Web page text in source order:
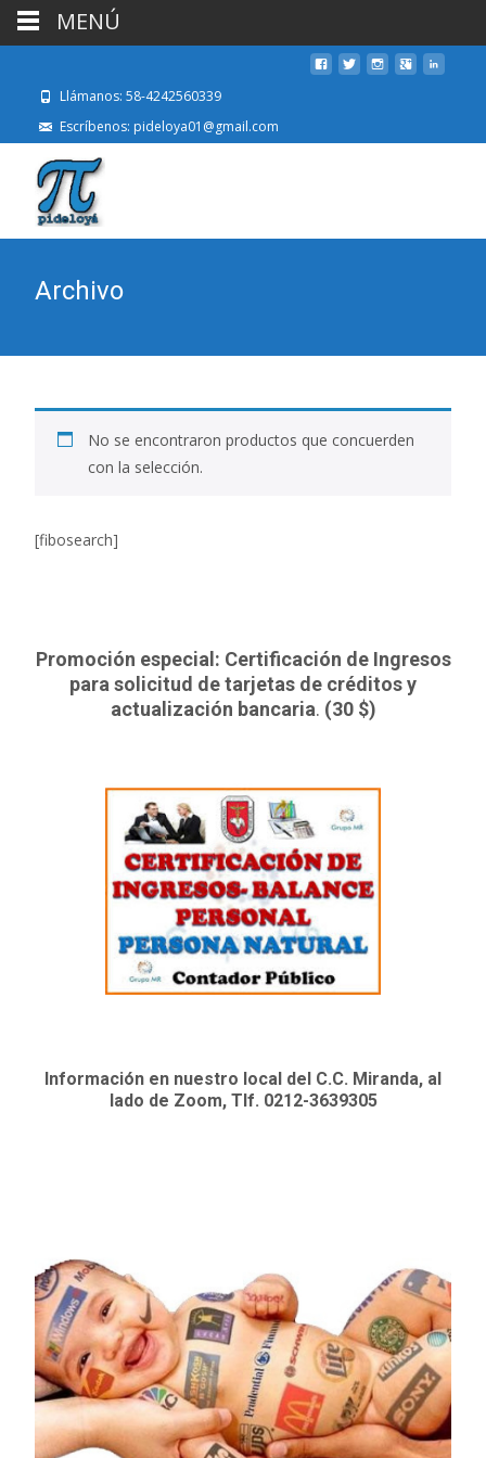
Llámanos: 58-4242560339
Escríbenos: pideloya01@gmail.com
Archivo
No se encontraron productos que concuerden
con la selección.
[fibosearch]
Promoción especial: Certificación de Ingresos
para solicitud de tarjetas de créditos y
actualización bancaria. (30 $)
Información en nuestro local del C.C. Miranda, al
lado de Zoom, Tlf. 0212-3639305
MENÚ